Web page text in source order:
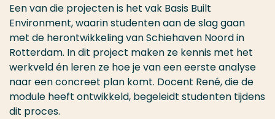
Een van die projecten is het vak Basis Built
Environment, waarin studenten aan de slag gaan
met de herontwikkeling van Schiehaven Noord in
Rotterdam. In dit project maken ze kennis met het
werkveld én leren ze hoe je van een eerste analyse
naar een concreet plan komt. Docent René, die de
module heeft ontwikkeld, begeleidt studenten tijdens
dit proces.